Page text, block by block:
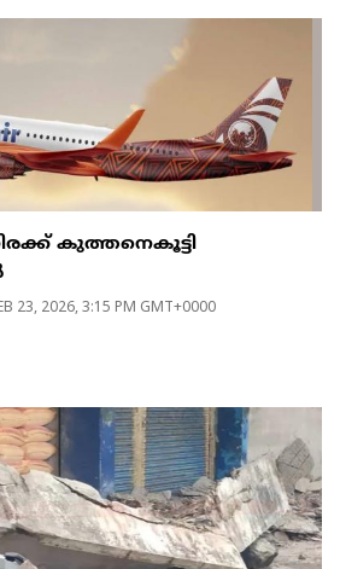
നിരക്ക് കുത്തനെകൂട്ടി
23, 2026, 3:15 PM GMT+0000